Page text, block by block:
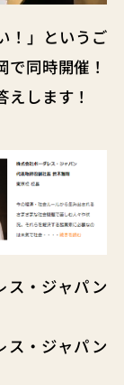
！」というご
同時開催！
します！
ス・ジャパン
ス・ジャパン